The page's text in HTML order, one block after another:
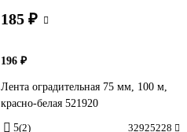
185 ₽
196 ₽
Лента оградительная 75 мм, 100 м,
красно-белая 521920
5(2) 32925228